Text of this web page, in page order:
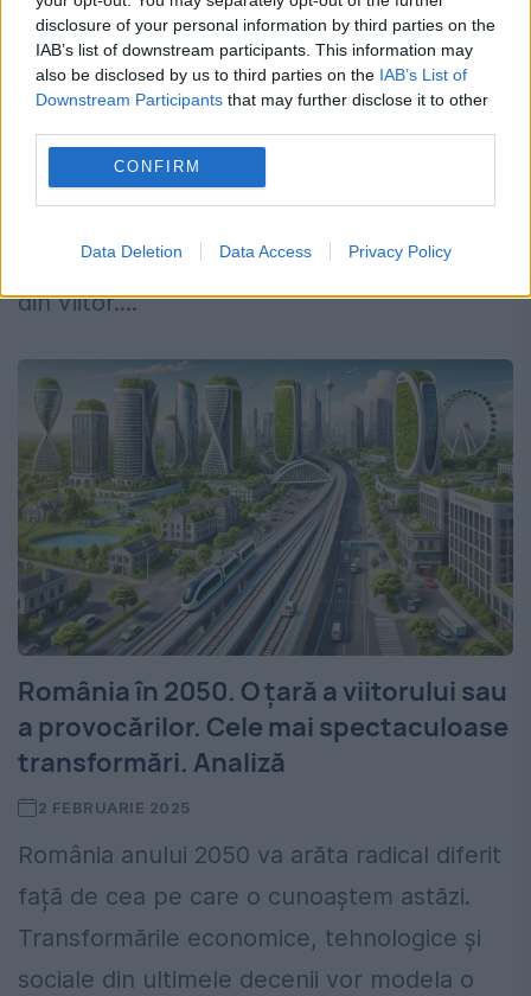
disclosure of your personal information by third parties on the
IAB’s list of downstream participants. This information may
also be disclosed by us to third parties on the IAB’s List of
Downstream Participants that may further disclose it to other
CONFIRM
Data Deletion Data Access Privacy Policy
cu lumea spirituală. Pot vedea viitorul
cu ușurință
6 MARTIE 2025
Patru zodii vin pe lume cu un dar aparte și
reușesc să obțină răspunsuri despre lumea
intuiție și pot anticipa anumite evenimente
din viitor....
România în 2050. O țară a viitorului sau
a provocărilor. Cele mai spectaculoase
transformări. Analiză
2 FEBRUARIE 2025
România anului 2050 va arăta radical diferit
față de cea pe care o cunoaștem astăzi.
Transformările economice, tehnologice și
sociale din ultimele decenii vor modela o